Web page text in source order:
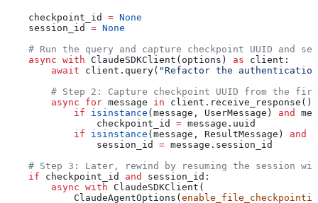
    checkpoint_id
= None
    session_id
= None
# Run the query and capture checkpoint UUID and
    async
with ClaudeSDKClient(options) as client:
        await
client.query( "Refactor the authentication
# Step 2: Capture checkpoint UUID from the
        async
for message in client.receive_response():
            if
isinstance (message, UserMessage) and
                checkpoint_id
= message.uuid
            if
isinstance (message, ResultMessage) and
                session_id
= message.session_id
# Step 3: Later, rewind by resuming the session
    if
checkpoint_id and
session_id:
        async
with ClaudeSDKClient(
            ClaudeAgentOptions(